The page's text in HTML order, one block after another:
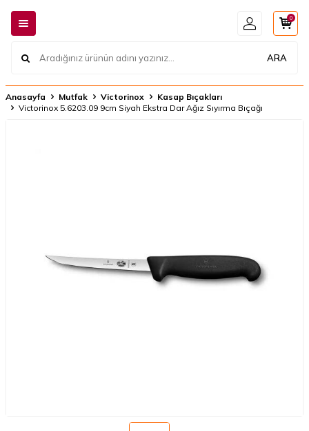
ARA
0
Anasayfa Mutfak Victorinox
Kasap Bıçakları
Victorinox 5.6203.09 9cm Siyah Ekstra Dar Ağız Sıyırma Bıçağı